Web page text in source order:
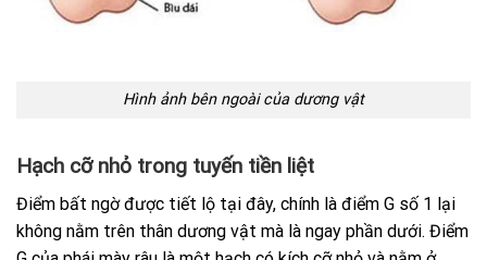
Hình ảnh bên ngoài của dương vật
Hạch cỡ nhỏ trong tuyến tiền liệt
Điểm bất ngờ được tiết lộ tại đây, chính là điểm G số 1 lại
không nằm trên thân dương vật mà là ngay phần dưới. Điểm